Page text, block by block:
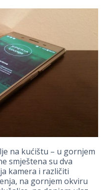
na kućištu – u gornjem
smještena su dva
kamera i različiti
na gornjem okviru